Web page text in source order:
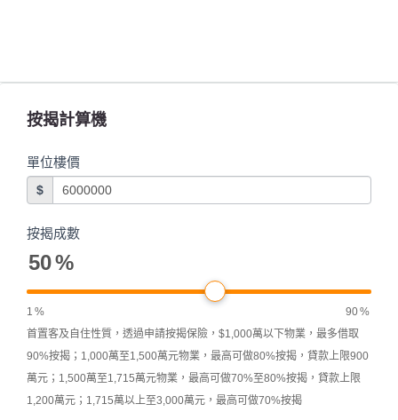
按揭計算機
單位樓價
$
按揭成數
50%
1 % 90%
首置客及自住性質，透過申請按揭保險，$1,000萬以下物業，最多借取
90%按揭；1,000萬至1,500萬元物業，最高可做80%按揭，貸款上限900
萬元；1,500萬至1,715萬元物業，最高可做70%至80%按揭，貸款上限
1,200萬元；1,715萬以上至3,000萬元，最高可做70%按揭